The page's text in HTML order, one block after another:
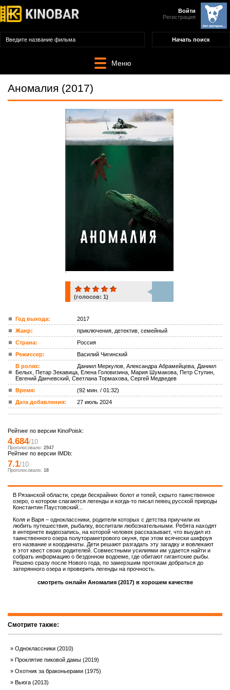
Войти
Регистрация
Меню
Аномалия (2017)
ком.
(голосов: 1)
Год выхода:
2017
Жанр:
приключения, детектив, семейный
Страна:
Россия
Режиссер:
Василий Чигинский
В ролях:
Даниил Меркулов, Александра Абрамейцева, Даниил
Белых, Петар Зекавица, Елена Головизина, Мария Шумакова, Петр Ступин,
Евгений Данчевский, Светлана Тормахова, Сергей Медведев
Время:
(92 мин. / 01:32)
Дата добавления:
27 июль 2024
Рейтинг по версии KinoPoisk:
4.684/10
Проголосовало: 2947
Рейтинг по версии IMDb:
7.1/10
Проголосовало: 18
В Рязанской области, среди бескрайних болот и топей, скрыто таинственное
озеро, о котором слагаются легенды и когда-то писал певец русской природы
Константин Паустовский...
Коля и Варя – одноклассники, родители которых с детства приучили их
любить путешествия, рыбалку, воспитали любознательными. Ребята находят
в интернете видеозапись, на которой человек рассказывает, что выудил из
таинственного озера полутораметрового окуня, при этом всячески шифруя
его название и координаты. Дети решают разгадать эту загадку и вовлекают
в этот квест своих родителей. Совместными усилиями им удается найти и
собрать информацию о бездонном водоеме, где обитают гигантские рыбы.
Решено сразу после Нового года, по замерзшим протокам добраться до
затерянного озера и проверить легенды на прочность.
смотреть онлайн Аномалия (2017) в хорошем качестве
Смотрите также:
Одноклассники (2010)
Проклятие пиковой дамы (2019)
Охотник за браконьерами (1975)
Вьюга (2013)